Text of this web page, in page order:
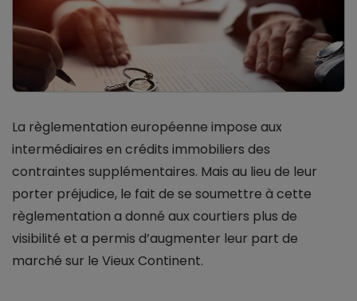
La règlementation européenne impose aux
intermédiaires en crédits immobiliers des
contraintes supplémentaires. Mais au lieu de leur
porter préjudice, le fait de se soumettre à cette
règlementation a donné aux courtiers plus de
visibilité et a permis d’augmenter leur part de
marché sur le Vieux Continent.